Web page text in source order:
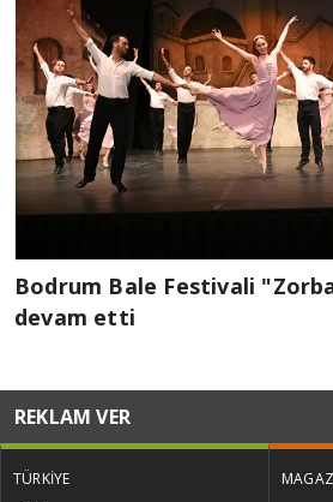
Bodrum Bale Festivali
devam etti
REKLAM VER
TÜRKİYE